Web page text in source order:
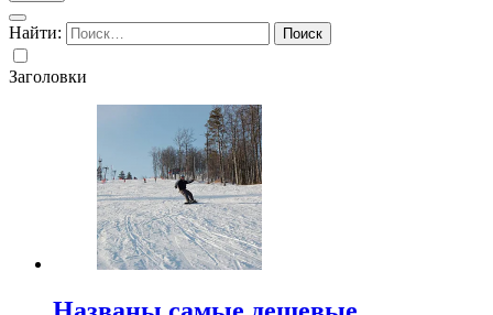
Найти:
Заголовки